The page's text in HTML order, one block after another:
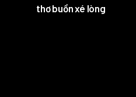
thơ buồn xé lòng